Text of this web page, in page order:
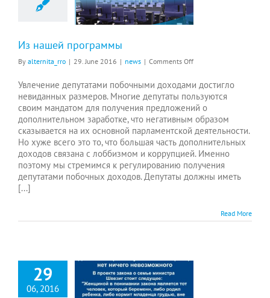
Из нашей программы
By alternita_rro | 29. June 2016 | news | Comments Offon
нашей
программы
Увлечение депутатами побочными доходами достигло
невиданных размеров. Многие депутаты пользуются
своим мандатом для получения предложений о
дополнительном заработке, что негативным образом
сказывается на их основной парламентской деятельности.
Но хуже всего это то, что большая часть дополнительных
доходов связана с лоббизмом и коррупцией. Именно
поэтому мы стремимся к регулированию получения
депутатами побочных доходов. Депутаты должны иметь
[...]
Read More
29
06, 2016